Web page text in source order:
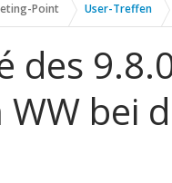
Point User-Treffen
des
bei